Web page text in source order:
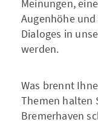
Meinungen,
Augenhöhe
Dialoges in
werden.
Was brennt
Themen halten
Bremerhaven